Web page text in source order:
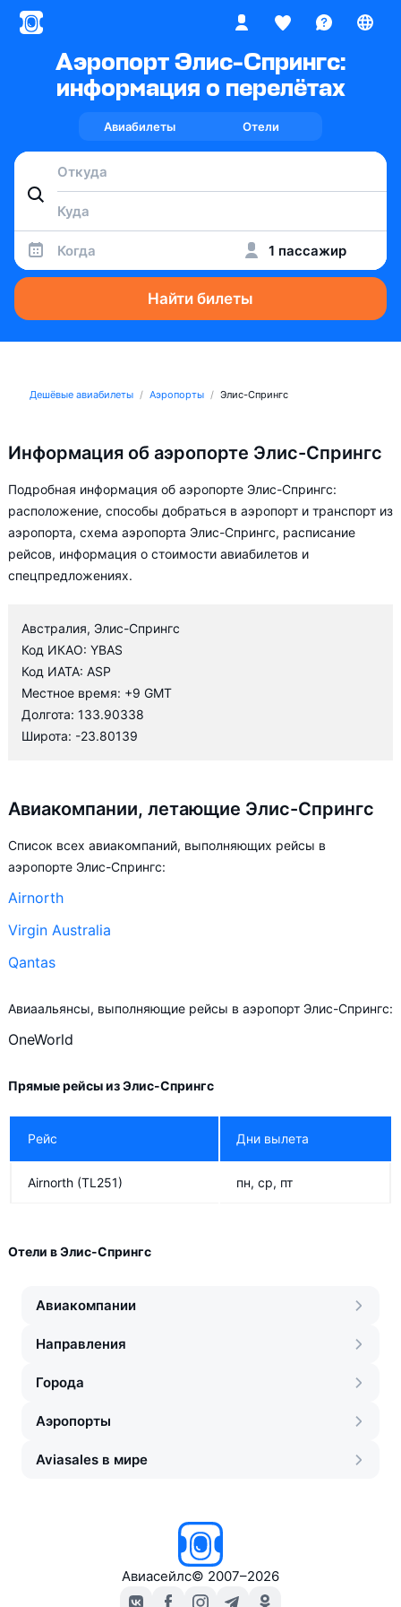
Аэропорт Элис-Спрингс:
информация о перелётах
Авиабилеты Отели
Когда 1 пассажир
Найти билеты
Дешёвые авиабилеты Аэропорты Элис-Спрингс
Информация об аэропорте Элис-Спрингс
Подробная информация об аэропорте Элис-Спрингс:
расположение, способы добраться в аэропорт и транспорт из
аэропорта, схема аэропорта Элис-Спрингс, расписание
рейсов, информация о стоимости авиабилетов и
спецпредложениях.
Австралия, Элис-Спрингс
Код ИКАО: YBAS
Код ИАТА: ASP
Местное время: +9 GMT
Долгота: 133.90338
Широта: -23.80139
Авиакомпании, летающие Элис-Спрингс
Список всех авиакомпаний, выполняющих рейсы в
аэропорте Элис-Спрингс:
Airnorth
Virgin Australia
Qantas
Авиаальянсы, выполняющие рейсы в аэропорт Элис-Спрингс:
OneWorld
Прямые рейсы из Элис-Спрингс
Рейс Дни вылета
Airnorth (TL251) пн, ср, пт
Отели в Элис-Спрингс
Авиакомпании
Направления
Города
Аэропорты
Aviasales в мире
Авиасейлс© 2007–2026